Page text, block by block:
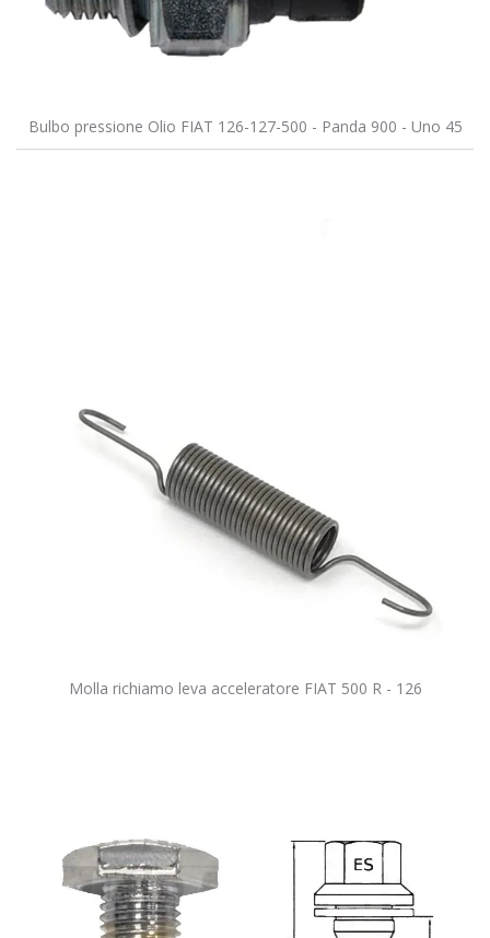
Bulbo pressione Olio FIAT 126-127-500 - Panda 900 - Uno 45
Molla richiamo leva acceleratore FIAT 500 R - 126